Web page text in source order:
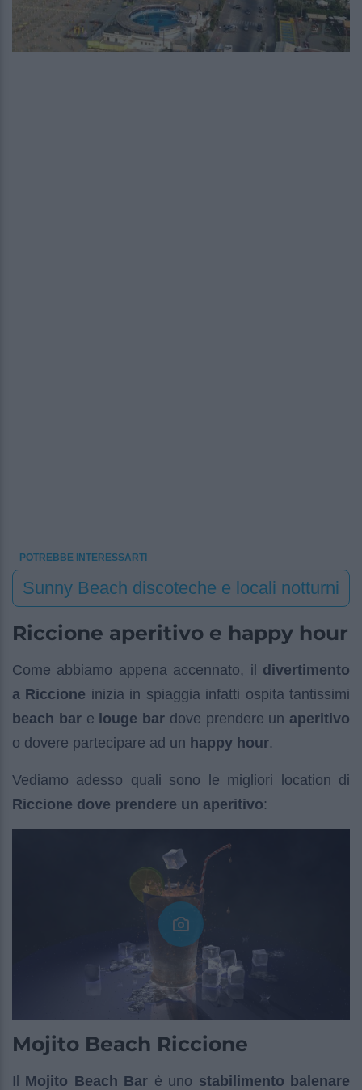
POTREBBE INTERESSARTI
Sunny Beach discoteche e locali notturni
Riccione aperitivo e happy hour
Come abbiamo appena accennato, il divertimento
a Riccione inizia in spiaggia infatti ospita tantissimi
beach bare louge bar dove prendere un aperitivo
o dovere partecipare ad un happy hour.
Vediamo adesso quali sono le migliori location di
Riccione dove prendere un aperitivo:
Mojito Beach Riccione
Il Mojito Beach Bar è uno stabilimento balenare